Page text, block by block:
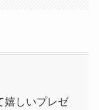
嬉しいプレゼ